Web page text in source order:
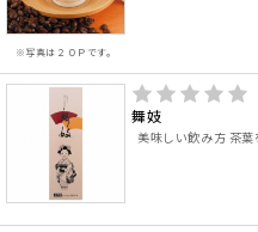
※写真は２０Ｐです。
舞妓
美味しい飲み方 茶